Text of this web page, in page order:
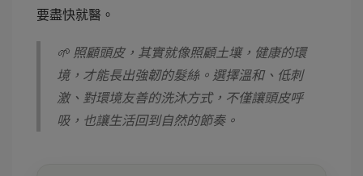
要盡快就醫。
🌱 照顧頭皮，其實就像照顧土壤，健康的環
境，才能長出強韌的髮絲。選擇溫和、低刺
激、對環境友善的洗沐方式，不僅讓頭皮呼
吸，也讓生活回到自然的節奏。